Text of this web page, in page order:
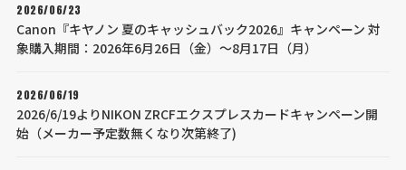
2026/06/23
Canon『キヤノン 夏のキャッシュバック2026』キャンペーン 対
象購入期間：2026年6月26日（金）～8月17日（月）
2026/06/19
2026/6/19よりNIKON ZRCFエクスプレスカードキャンペーン開
始（メーカー予定数無くなり次第終了)